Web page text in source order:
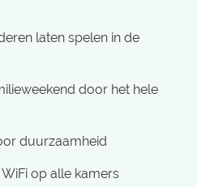
laten spelen in de
door het hele
duurzaamheid
op alle kamers